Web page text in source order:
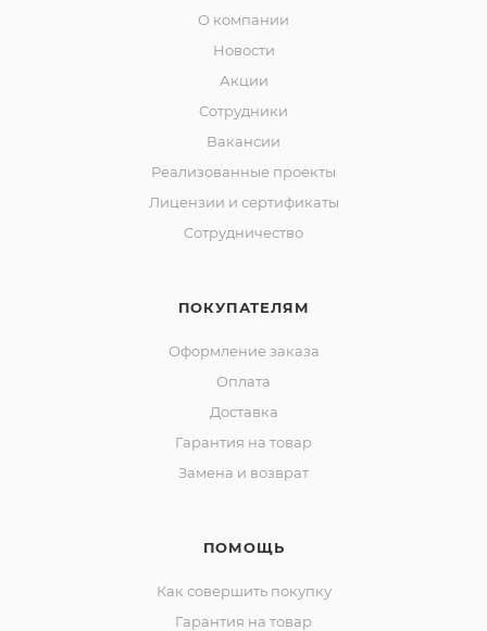
О компании
Новости
Акции
Сотрудники
Вакансии
Реализованные проекты
Лицензии и сертификаты
Сотрудничество
ПОКУПАТЕЛЯМ
Оформление заказа
Оплата
Доставка
Гарантия на товар
Замена и возврат
ПОМОЩЬ
Как совершить покупку
Гарантия на товар